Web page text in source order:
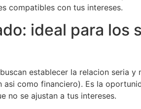
compatibles con tus intereses.
ideal para los
establecer la relacion seria
como financiero). Es la
no se ajustan a tus intereses.